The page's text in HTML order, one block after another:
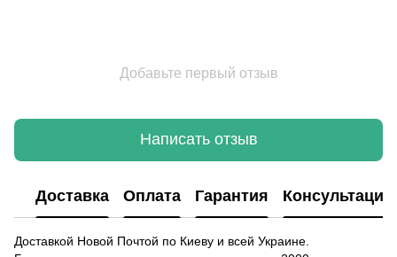
Добавьте первый отзыв
Написать отзыв
Доставка Оплата Гарантия Консультация
Доставкой Новой Почтой по Киеву и всей Украине.